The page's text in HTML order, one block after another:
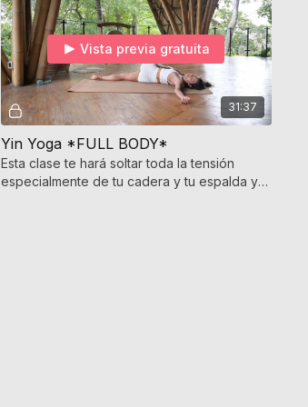
31:37
Vista previa gratuita
Yin Yoga *FULL BODY*
Esta clase te hará soltar toda la tensión
especialmente de tu cadera y tu espalda y